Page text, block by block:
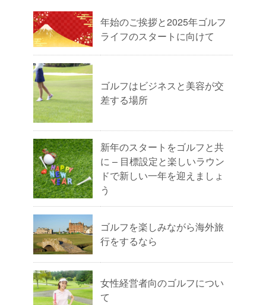
年始のご挨拶と2025年ゴルフ
ライフのスタートに向けて
ゴルフはビジネスと美容が交
差する場所
新年のスタートをゴルフと共
に – 目標設定と楽しいラウン
ドで新しい一年を迎えましょ
う
ゴルフを楽しみながら海外旅
行をするなら
女性経営者向のゴルフについ
て